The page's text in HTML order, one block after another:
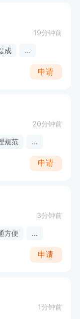
19分钟前
成 ...
申请
20分钟前
规范 ...
申请
3分钟前
方便 ...
申请
1分钟前